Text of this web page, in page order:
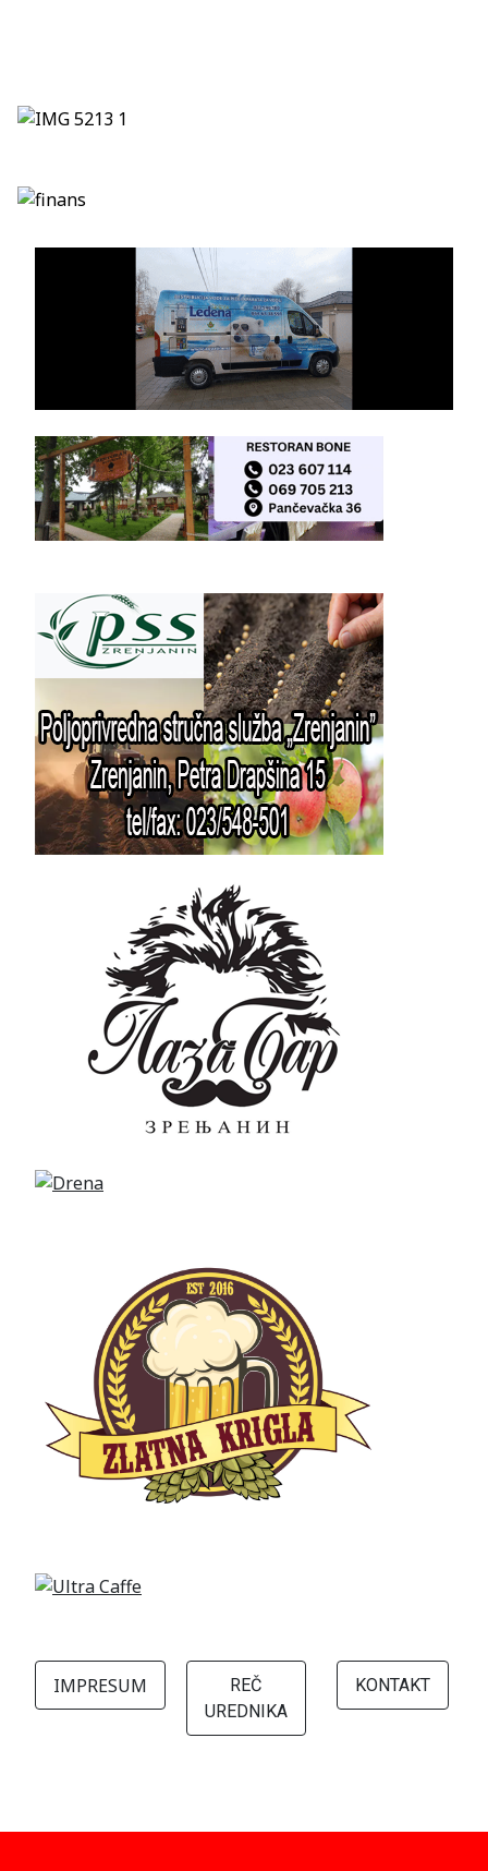
IMPRESUM
REČ
UREDNIKA
KONTAKT